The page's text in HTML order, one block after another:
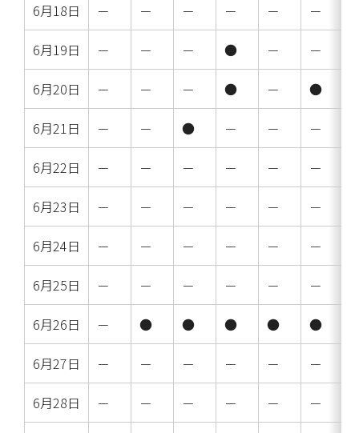
6月18日 － － － － － －
6月19日 － － － ● － －
6月20日 － － － ● － ●
6月21日 － － ● － － －
6月22日 － － － － － －
6月23日 － － － － － －
6月24日 － － － － － －
6月25日 － － － － － －
6月26日 － ● ● ● ● ●
6月27日 － － － － － －
6月28日 － － － － － －